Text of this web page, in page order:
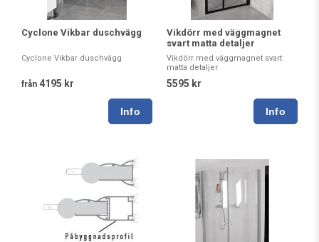
Cyclone Vikbar duschvägg
Cyclone Vikbar duschvägg
från 4195 kr
Vikdörr med väggmagnet
svart matta detaljer
Vikdörr med väggmagnet svart
matta detaljer
5595 kr